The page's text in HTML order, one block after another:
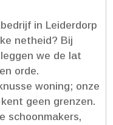
in Leiderdorp
netheid? Bij
we de lat
orde.​
woning; onze
geen grenzen.​
schoonmakers,